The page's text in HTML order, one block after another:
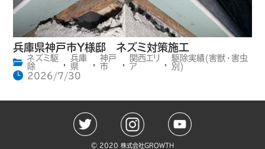
兵庫県神戸市Y様邸 ネズミ対策施工
ネズミ駆
除
,
兵庫
県
,
神戸
市
,
関西エリ
ア
,
駆除実績(害獣・害虫
別)
2026/7/30
©️ 2020 株式会社GROWTH